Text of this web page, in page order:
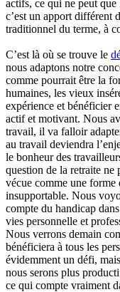
actifs, ce qui ne peut
c’est un apport différent
traditionnel du terme, à
C’est là où se trouve le
nous adaptons notre
comme pourrait être la
humaines, les vieux
expérience et bénéficier
actif et motivant. Nous
travail, il va falloir
au travail deviendra
le bonheur des
question de la retraite ne
vécue comme une
insupportable. Nous
compte du handicap
vies personnelle et
Nous verrons demain
bénéficiera à tous les
évidemment un défi,
nous serons plus
ce qui compte vraiment